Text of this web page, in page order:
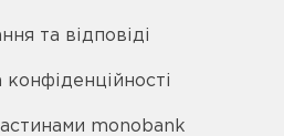
та відповіді
конфіденційності
monobank